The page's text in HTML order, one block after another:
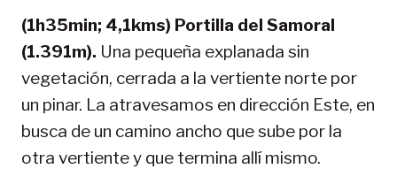
(1h35min; 4,1kms) Portilla del Samoral
(1.391m). Una pequeña explanada sin
vegetación, cerrada a la vertiente norte por
un pinar. La atravesamos en dirección Este, en
busca de un camino ancho que sube por la
otra vertiente y que termina allí mismo.